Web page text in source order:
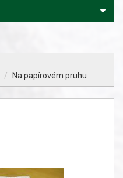
Na papírovém pruhu